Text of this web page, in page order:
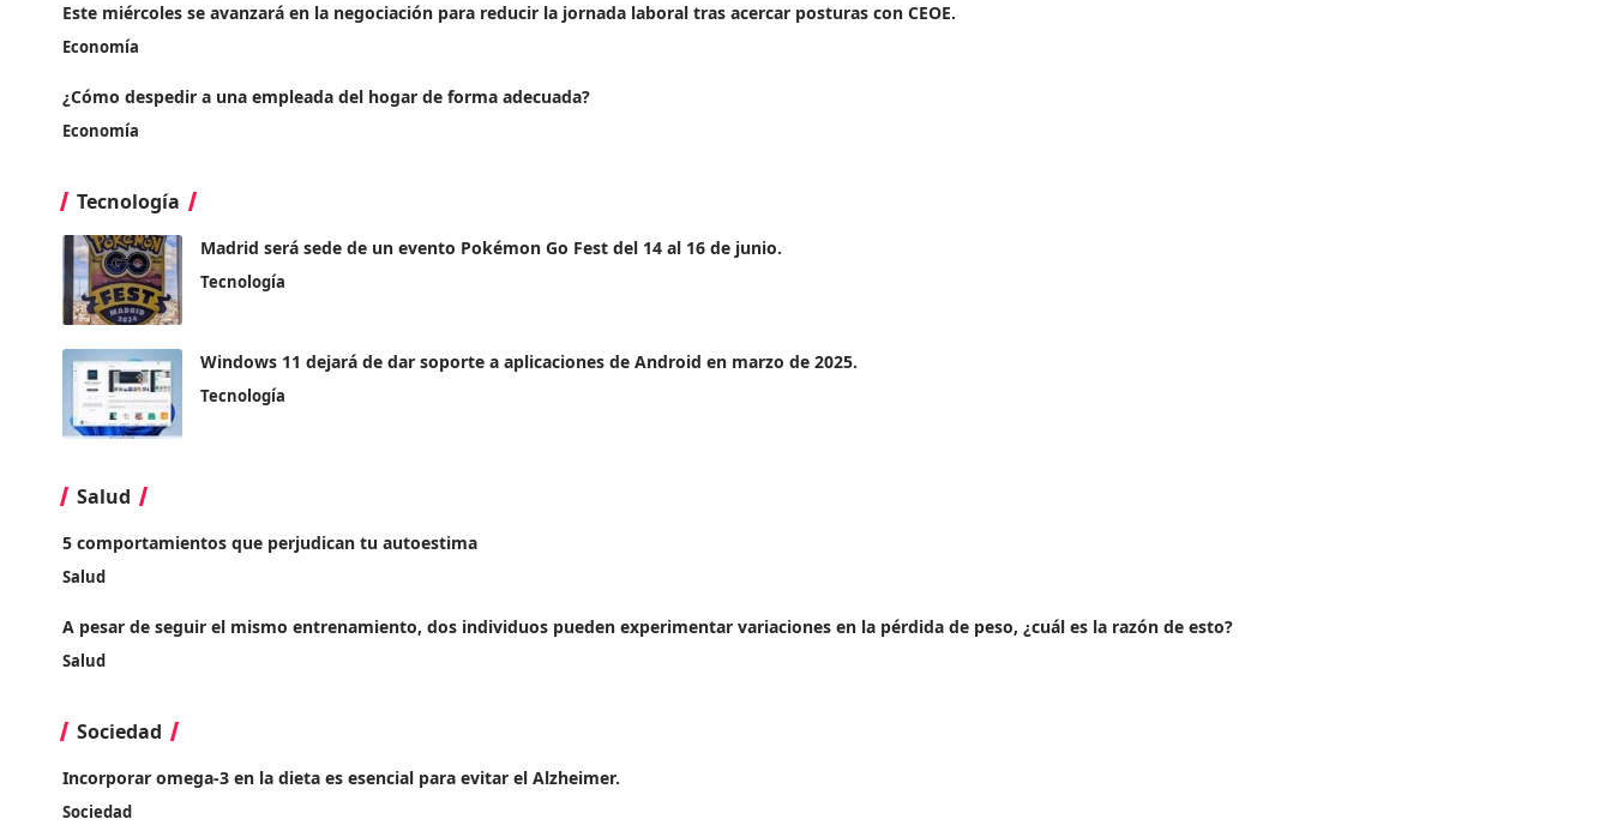
Este miércoles se avanzará en la negociación para reducir la jornada laboral tras acercar posturas con CEOE.
Economía
¿Cómo despedir a una empleada del hogar de forma adecuada?
Economía
Tecnología
Madrid será sede de un evento Pokémon Go Fest del 14 al 16 de junio.
Tecnología
Windows 11 dejará de dar soporte a aplicaciones de Android en marzo de 2025.
Tecnología
Salud
5 comportamientos que perjudican tu autoestima
Salud
A pesar de seguir el mismo entrenamiento, dos individuos pueden experimentar variaciones en la pérdida de peso, ¿cuál es la razón de esto?
Salud
Sociedad
Incorporar omega-3 en la dieta es esencial para evitar el Alzheimer.
Sociedad